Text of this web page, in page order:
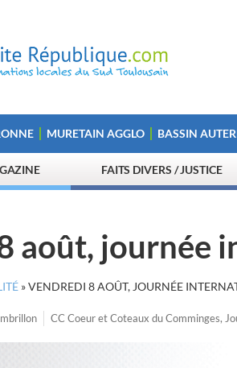
MURETAIN AGGLO BASSIN
FAITS DIVERS / JUSTICE
août, journée
»VENDREDI 8 AOÛT, JOURNÉE
CC Coeur et Coteaux du Comminges,